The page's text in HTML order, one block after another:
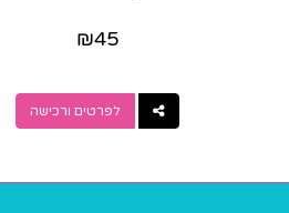
₪45
לפרטים ורכישה